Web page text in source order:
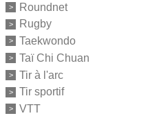
Roundnet
Rugby
Taekwondo
Taï Chi Chuan
Tir à l'arc
Tir sportif
VTT